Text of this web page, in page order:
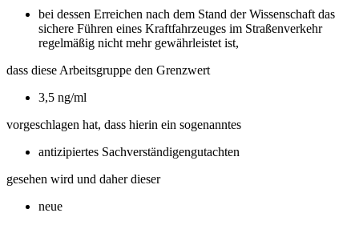
bei dessen Erreichen nach dem Stand der Wissenschaft das
sichere Führen eines Kraftfahrzeuges im Straßenverkehr
regelmäßig nicht mehr gewährleistet ist,
dass diese Arbeitsgruppe den Grenzwert
3,5 ng/ml
vorgeschlagen hat, dass hierin ein sogenanntes
antizipiertes Sachverständigengutachten
gesehen wird und daher dieser
neue